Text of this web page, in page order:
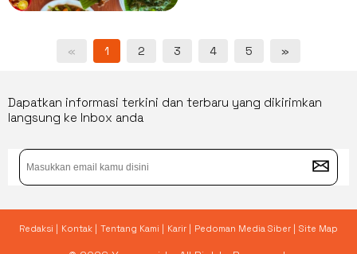
« 1 2 3 4 5 »
Dapatkan informasi terkini dan terbaru yang dikirimkan
langsung ke Inbox anda
Redaksi | Kontak | Tentang Kami | Karir | Pedoman Media Siber | Site Map